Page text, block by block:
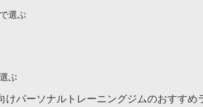
選ぶ
ぶ
けパーソナルトレーニングジムのおすすめ